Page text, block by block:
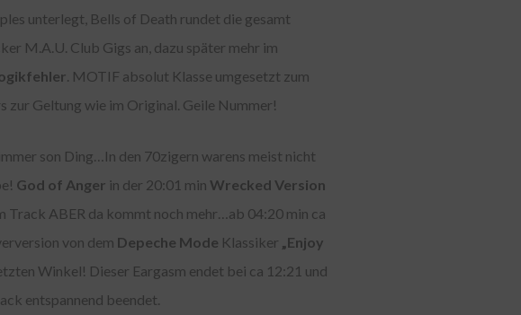
unterlegt, Bells of Death rundet die gesamt
M.A.U. Club Gigs an, dazu später mehr im
. MOTIF absolut Klasse umgesetzt zum
zur Geltung wie im Original. Geile Nummer!
son Ding…In den 70zigern warens meist nicht
God of Anger in der 20:01 min Wrecked Version
Track ABER da kommt noch mehr…ab 04:20 min ca
von dem Depeche Mode Klassiker „Enjoy
Winkel! Dieser Eargasm endet bei ca 12:21 und
entspannend beendet.